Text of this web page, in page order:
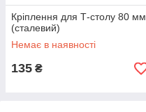
Кріплення для Т-столу 80 мм
(сталевий)
Немає в наявності
135 ₴